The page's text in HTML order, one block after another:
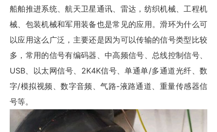
船舶推进系统、航天卫星通讯、雷达，纺织机械、工程机
械、包装机械和军用装备也是常见的应用。滑环为什么可
以应用这么广泛，主要还是因为可以传输的信号类型比较
多，常用的信号有编码器、中高频信号、总线控制信号、
USB、以太网信号、2K4K信号、单通单/多通道光纤、数
字/模拟视频、数字音频、气路-液路通道、重量传感器信
号等。